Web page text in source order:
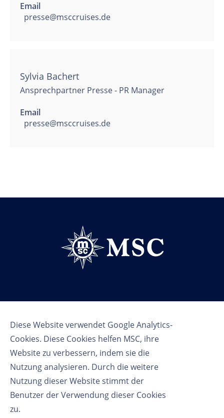
Diese Website verwendet Google Analytics-
Cookies. Diese Cookies helfen MSC, ihre
Website zu verbessern, indem sie die
Nutzung analysieren. Durch die weitere
Nutzung dieser Website stimmt der
Benutzer der Verwendung dieser Cookies
zu.
Email
presse@msccruises.de
Sylvia Bachert
Ansprechpartner Presse - PR Manager
Email
presse@msccruises.de
Follow us
Nutzungsbedingungen